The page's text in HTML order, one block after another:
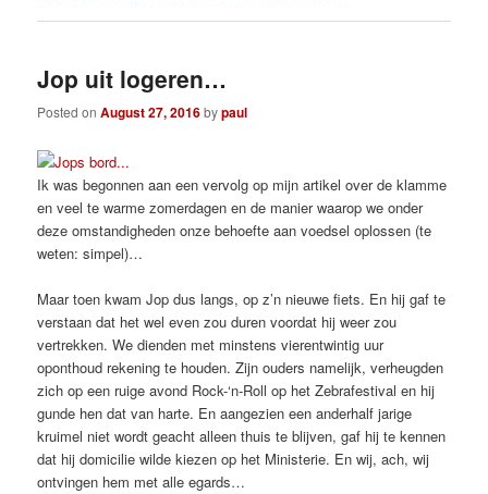
Jop uit logeren…
Posted onAugust 27, 2016bypaul
Ik was begonnen aan een vervolg op mijn artikel over de klamme
en veel te warme zomerdagen en de manier waarop we onder
deze omstandigheden onze behoefte aan voedsel oplossen (te
weten: simpel)…
Maar toen kwam Jop dus langs, op z’n nieuwe fiets. En hij gaf te
verstaan dat het wel even zou duren voordat hij weer zou
vertrekken. We dienden met minstens vierentwintig uur
oponthoud rekening te houden. Zijn ouders namelijk, verheugden
zich op een ruige avond Rock-‘n-Roll op het Zebrafestival en hij
gunde hen dat van harte. En aangezien een anderhalf jarige
kruimel niet wordt geacht alleen thuis te blijven, gaf hij te kennen
dat hij domicilie wilde kiezen op het Ministerie. En wij, ach, wij
ontvingen hem met alle egards…